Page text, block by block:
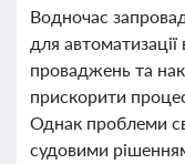
Водночас
для
проваджень та
прискорити
Однак проблеми
судовими